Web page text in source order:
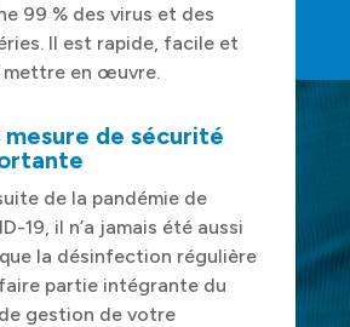
99 % des virus et des
Il est rapide, facile et
mettre en œuvre.
mesure de sécurité
de la pandémie de
19, il n’a jamais été aussi
la désinfection régulière
partie intégrante du
gestion de votre